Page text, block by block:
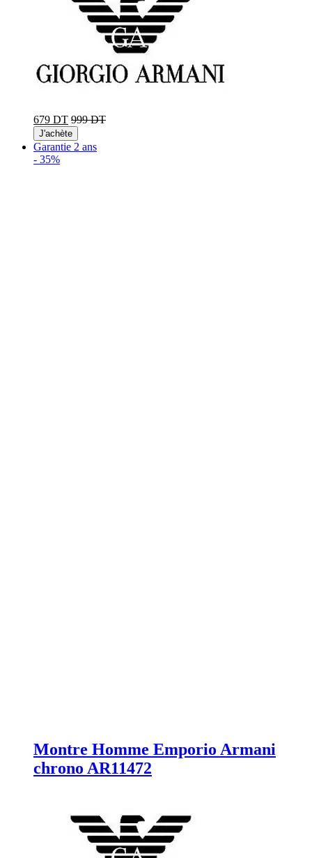
679 DT 999 DT
J'achète
Garantie 2 ans
- 35%
Montre Homme Emporio Armani
chrono AR11472